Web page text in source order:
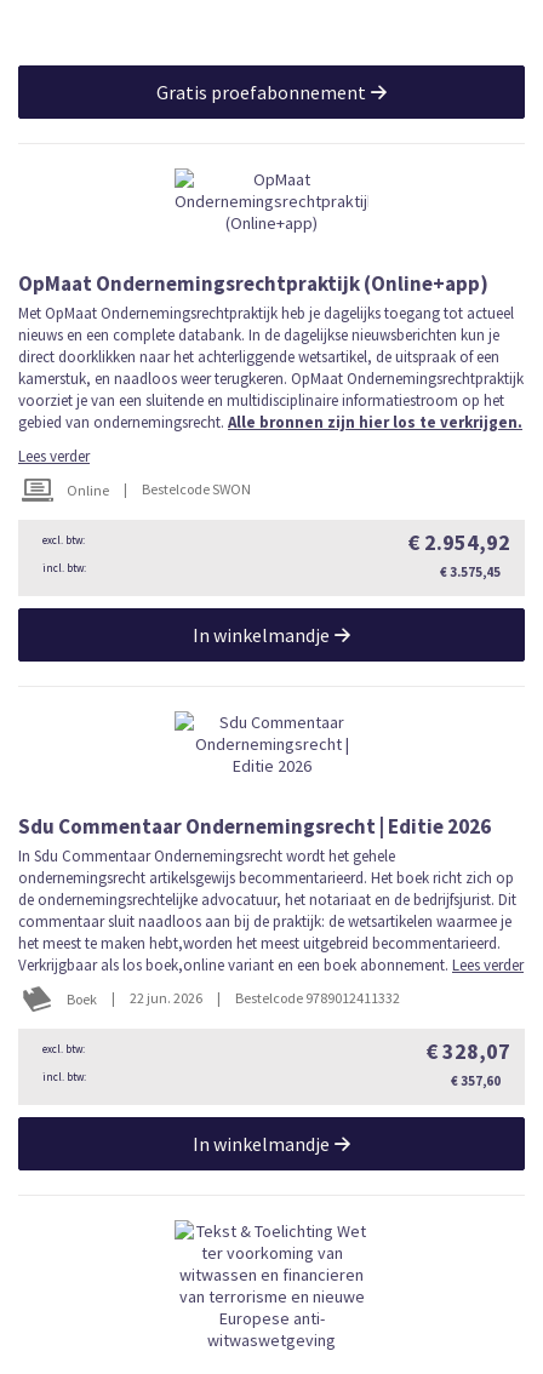
Gratis proefabonnement
OpMaat Ondernemingsrechtpraktijk (Online+app)
Met OpMaat Ondernemingsrechtpraktijk heb je dagelijks toegang tot actueel
nieuws en een complete databank. In de dagelijkse nieuwsberichten kun je
direct doorklikken naar het achterliggende wetsartikel, de uitspraak of een
kamerstuk, en naadloos weer terugkeren. OpMaat Ondernemingsrechtpraktijk
voorziet je van een sluitende en multidisciplinaire informatiestroom op het
gebied van ondernemingsrecht. Alle bronnen zijn hier los te verkrijgen.
Lees verder
Online | Bestelcode SWON
€ 2.954,92
€ 3.575,45
In winkelmandje
Sdu Commentaar Ondernemingsrecht | Editie 2026
In Sdu Commentaar Ondernemingsrecht wordt het gehele
ondernemingsrecht artikelsgewijs becommentarieerd. Het boek richt zich op
de ondernemingsrechtelijke advocatuur, het notariaat en de bedrijfsjurist. Dit
commentaar sluit naadloos aan bij de praktijk: de wetsartikelen waarmee je
het meest te maken hebt,worden het meest uitgebreid becommentarieerd.
Verkrijgbaar als los boek,online variant en een boek abonnement. Lees verder
Boek | 22 jun. 2026 | Bestelcode 9789012411332
€ 328,07
€ 357,60
In winkelmandje